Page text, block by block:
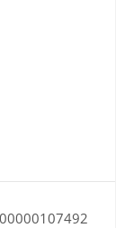
00000107492